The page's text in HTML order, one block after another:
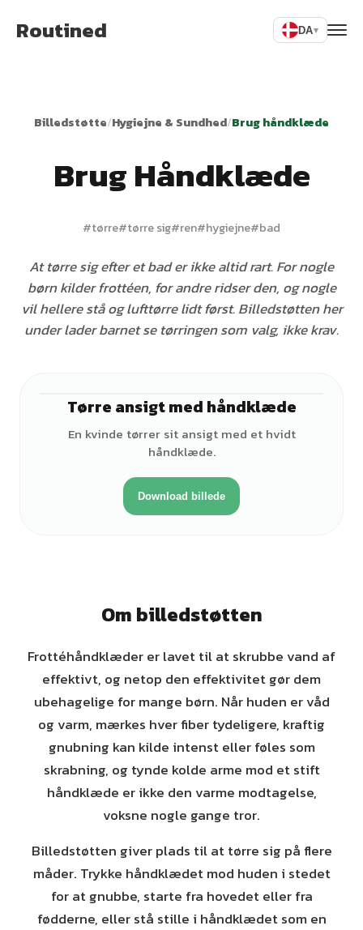
Routined DA▾
Billedstøtte/Hygiejne & Sundhed/Brug håndklæde
Brug Håndklæde
#tørre#tørre sig#ren#hygiejne#bad
At tørre sig efter et bad er ikke altid rart. For nogle
børn kilder frottéen, for andre ridser den, og nogle
vil hellere stå og lufttørre lidt først. Billedstøtten her
under lader barnet se tørringen som valg, ikke krav.
♀
Tørre ansigt med håndklæde
En kvinde tørrer sit ansigt med et hvidt
håndklæde.
Download billede
Om billedstøtten
Frottéhåndklæder er lavet til at skrubbe vand af
effektivt, og netop den effektivitet gør dem
ubehagelige for mange børn. Når huden er våd
og varm, mærkes hver fiber tydeligere, kraftig
gnubning kan kilde intenst eller føles som
skrabning, og tynde kolde arme mod et stift
håndklæde er ikke den varme modtagelse,
voksne nogle gange tror.
Billedstøtten giver plads til at tørre sig på flere
måder. Trykke håndklædet mod huden i stedet
for at gnubbe, starte fra hovedet eller fra
fødderne, eller stå stille i håndklædet som en